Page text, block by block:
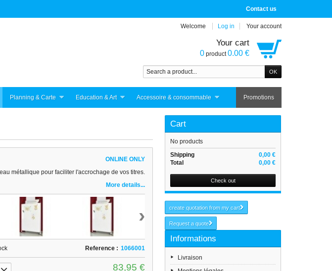
Contact us
Welcome Log in Your account
Your cart
0 product0.00 €
Promotions
Planning & Carte Education & Art Accessoire & consommable
ONLINE ONLY
métallique pour faciliter l'accrochage de vos titres.
More details...
›
Reference : 1066001
83,95 €
Cart
No products
0,00 €
Shipping
0,00 €
Total
Check out
create quotation from my cart
Request a quote
Informations
Livraison